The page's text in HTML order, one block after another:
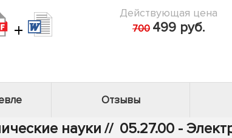
+
Действующая цена
700 499 руб.
Отзывы
науки // 05.27.00 -